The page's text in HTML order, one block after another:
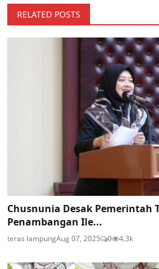
RELATED POSTS
Chusnunia Desak Pemerintah
Penambangan Ile...
teras lampungAug 07, 2025 0 4.3k